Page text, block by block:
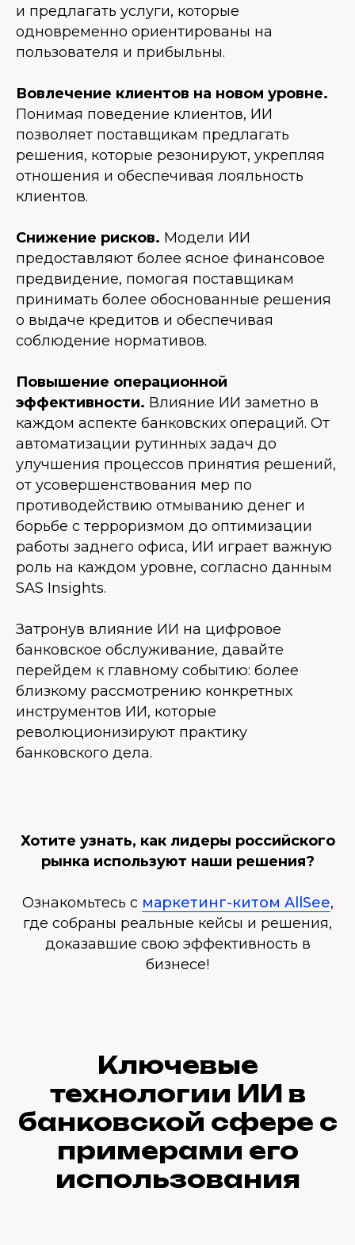
и предлагать услуги, которые
одновременно ориентированы на
пользователя и прибыльны.
Вовлечение клиентов на новом уровне.
Понимая поведение клиентов, ИИ
позволяет поставщикам предлагать
решения, которые резонируют, укрепляя
отношения и обеспечивая лояльность
клиентов.
Снижение рисков. Модели ИИ
предоставляют более ясное финансовое
предвидение, помогая поставщикам
принимать более обоснованные решения
о выдаче кредитов и обеспечивая
соблюдение нормативов.
Повышение операционной
эффективности. Влияние ИИ заметно в
каждом аспекте банковских операций. От
автоматизации рутинных задач до
улучшения процессов принятия решений,
от усовершенствования мер по
противодействию отмыванию денег и
борьбе с терроризмом до оптимизации
работы заднего офиса, ИИ играет важную
роль на каждом уровне, согласно данным
SAS Insights.
Затронув влияние ИИ на цифровое
банковское обслуживание, давайте
перейдем к главному событию: более
близкому рассмотрению конкретных
инструментов ИИ, которые
революционизируют практику
банковского дела.
Хотите узнать, как лидеры российского
рынка используют наши решения?
Ознакомьтесь с маркетинг-китом AllSee,
где собраны реальные кейсы и решения,
доказавшие свою эффективность в
бизнесе!
Ключевые
технологии ИИ в
банковской сфере с
примерами его
использования